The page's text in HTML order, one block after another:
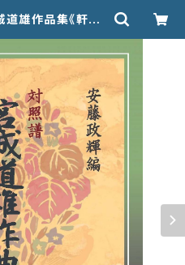
雄作品集《軒の